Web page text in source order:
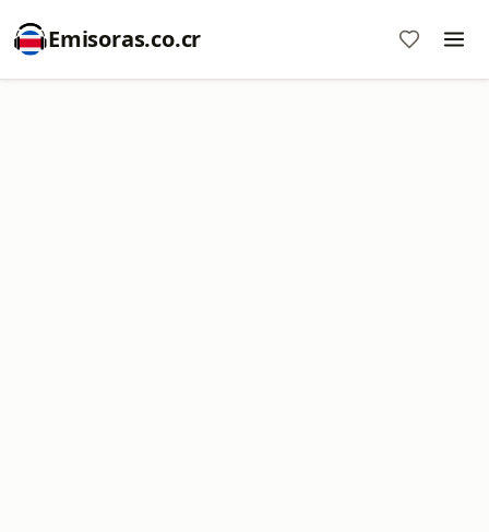
Emisoras.co.cr